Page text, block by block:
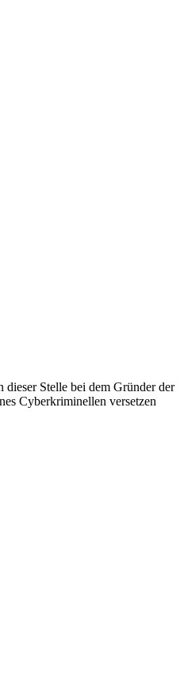
Stelle bei dem Gründer der
Cyberkriminellen versetzen